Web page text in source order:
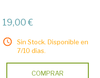
19,00 €
Sin Stock. Disponible en
7/10 días.
COMPRAR